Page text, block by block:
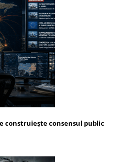
construiește consensul public